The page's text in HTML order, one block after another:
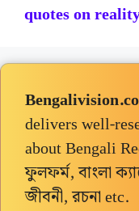
quotes on
delivers well-
about Bengali
ফুলফর্ম, বাংলা
জীবনী, রচনা etc.